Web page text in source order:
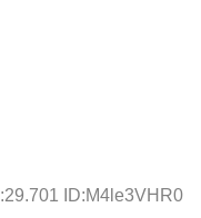
ID:M4le3VHR0